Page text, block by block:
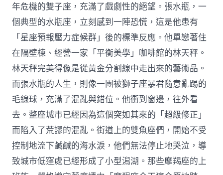
年危機的雙子座，充滿了戲劇性的絕望。張水瓶，一
個典型的水瓶座，立刻感到一陣恐慌，這是他患有
「星座預報壓力症候群」後的標準反應。他單戀著住
在隔壁棟、經營一家「平衡美學」咖啡館的林天秤。
林天秤完美得像是從黃金分割線中走出來的藝術品。
而張水瓶的人生，則像一團被獅子座暴君隨意亂踢的
毛線球，充滿了混亂與錯位。他衝到窗邊，往外看
去。整座城市已經因為這個突如其來的「超級修正」
而陷入了荒謬的混亂。街道上的雙魚座們，開始不受
控制地流下鹹鹹的海水淚，他們無法停止地哭泣，導
致城市低窪處已經形成了小型潟湖。那些摩羯座的上